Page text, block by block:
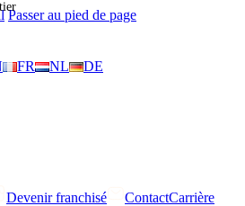
Passer au pied de page
FR NL
DE
Devenir franchisé ContactCarrière